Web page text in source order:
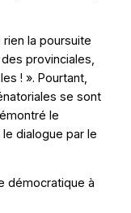
la poursuite
provinciales,
! ». Pourtant,
se sont
le
dialogue par le
démocratique à